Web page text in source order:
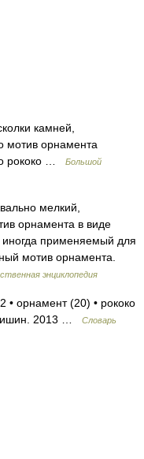
камней,
мотив орнамента
рококо …
Большой
мелкий,
орнамента в виде
применяемый для
мотив орнамента.
энциклопедия
орнамент (20) • рококо
2013 …
Словарь